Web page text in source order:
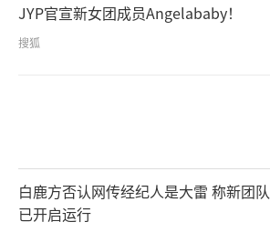
JYP官宣新女团成员Angelababy！
搜狐
白鹿方否认网传经纪人是大雷 称新团队
已开启运行